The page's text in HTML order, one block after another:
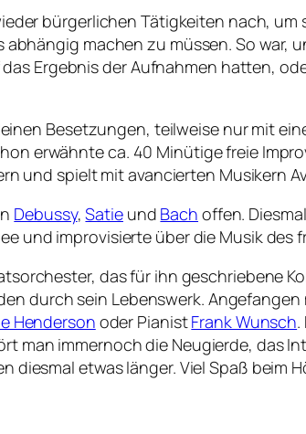
bürgerlichen Tätigkeiten nach,
machen zu müssen. So war,
Ergebnis der Aufnahmen hatten,
Besetzungen, teilweise nur mit
erwähnte ca. 40 Minütige freie
und spielt mit avancierten Musikern
Debussy,Satieund Bach offen.
und improvisierte über die Musik des
das für ihn geschriebene
durch sein Lebenswerk.
Henderson oder PianistFrank Wunsch
man immernoch die Neugierde, das
etwas länger. Viel Spaß beim